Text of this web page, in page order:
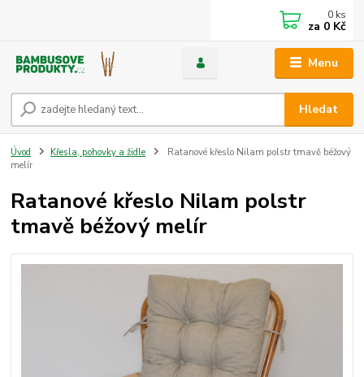
Menu
Hledat
0 ks
za 0 Kč
Úvod Křesla, pohovky a židle
Ratanové křeslo Nilam polstr tmavě béžový
melír
Ratanové křeslo Nilam polstr
tmavě béžový melír